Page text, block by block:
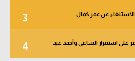
3 الاستنغاء عن عمر كمال
4 على استمرار الساعي وأحمد عيد